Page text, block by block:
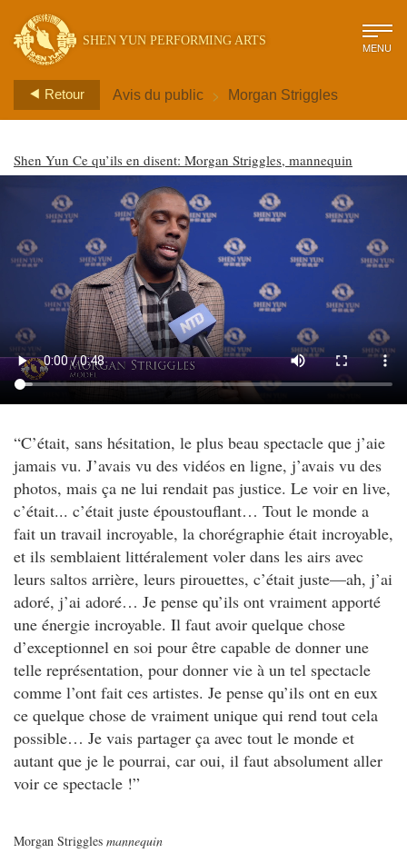
SHEN YUN PERFORMING ARTS MENU
Retour Avis du public > Morgan Striggles
Shen Yun Ce qu’ils en disent: Morgan Striggles, mannequin
“C’était, sans hésitation, le plus beau spectacle que j’aie
jamais vu. J’avais vu des vidéos en ligne, j’avais vu des
photos, mais ça ne lui rendait pas justice. Le voir en live,
c’était... c’était juste époustouflant… Tout le monde a
fait un travail incroyable, la chorégraphie était incroyable,
et ils semblaient littéralement voler dans les airs avec
leurs saltos arrière, leurs pirouettes, c’était juste—ah, j’ai
adoré, j’ai adoré… Je pense qu’ils ont vraiment apporté
une énergie incroyable. Il faut avoir quelque chose
d’exceptionnel en soi pour être capable de donner une
telle représentation, pour donner vie à un tel spectacle
comme l’ont fait ces artistes. Je pense qu’ils ont en eux
ce quelque chose de vraiment unique qui rend tout cela
possible… Je vais partager ça avec tout le monde et
autant que je le pourrai, car oui, il faut absolument aller
voir ce spectacle !”
Morgan Striggles mannequin